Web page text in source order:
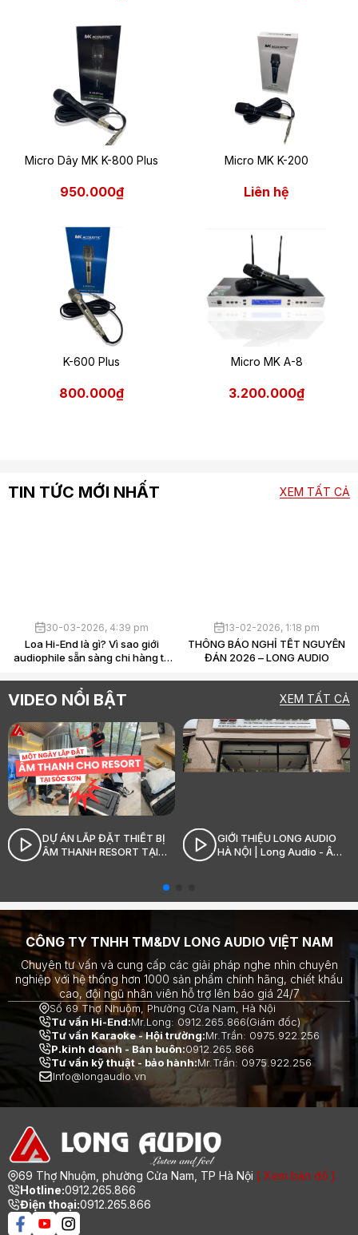
Micro Dây MK K-800 Plus
950.000₫
Micro MK K-200
Liên hệ
K-600 Plus
800.000₫
Micro MK A-8
3.200.000₫
TIN TỨC MỚI NHẤT XEM TẤT CẢ
30-03-2026, 4:39 pm
Loa Hi-End là gì? Vì sao giới
sẵn sàng chi hàng tỷ
13-02-2026, 1:18 pm
THÔNG BÁO NGHỈ TẾT NGUYÊN
ĐÁN 2026 – LONG AUDIO
VIDEO NỔI BẬT XEM TẤT CẢ
DỰ ÁN LẮP ĐẶT THIẾT BỊ
ÂM THANH RESORT TẠI
SÓC SƠN_LONG AUDIO
GIỚI THIỆU LONG AUDIO
HÀ NỘI | Long Audio - Âm
thanh Hi-End đỉnh cao
CÔNG TY TNHH TM&DV LONG AUDIO VIỆT NAM
Chuyên tư vấn và cung cấp các giải pháp nghe nhìn chuyên
nghiệp với hệ thống hơn 1000 sản phẩm chính hãng, chiết khấu
cao, đội ngũ nhân viên hỗ trợ lên báo giá 24/7
Số 69 Thợ Nhuộm, Phường Cửa Nam, Hà Nội
Tư vấn Hi-End:Mr.Long: 0912.265.866(Giám đốc)
Tư vấn Karaoke - Hội trường:Mr.Trần: 0975.922.256
P.kinh doanh - Bán buôn:0912.265.866
Tư vấn kỹ thuật - bảo hành:Mr.Trần: 0975.922.256
Info@longaudio.vn
69 Thợ Nhuộm, phường Cửa Nam, TP Hà Nội [ Xem bản đồ ]
Hotline:0912.265.866
Điện thoại:0912.265.866